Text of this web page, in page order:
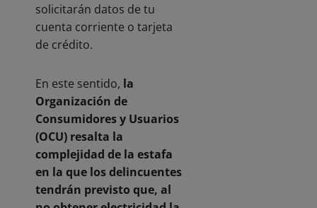
solicitarán datos de tu
cuenta corriente o tarjeta
de crédito.
En este sentido, la
Organización de
Consumidores y Usuarios
(OCU) resalta la
complejidad de la estafa
en la que los delincuentes
tendrán previsto que, al